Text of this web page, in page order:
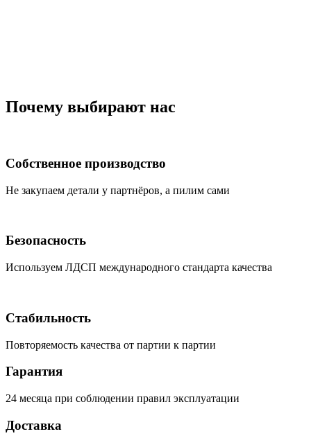
Почему выбирают нас
Собственное производство
Не закупаем детали у партнёров, а пилим сами
Безопасность
Используем ЛДСП международного стандарта качества
Стабильность
Повторяемость качества от партии к партии
Гарантия
24 месяца при соблюдении правил эксплуатации
Доставка